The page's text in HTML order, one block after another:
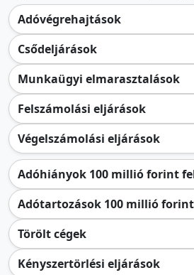
Adóvégrehajtások
Csődeljárások
Munkaügyi elmarasztalások
Felszámolási eljárások
Végelszámolási eljárások
Adóhiányok 100 millió forint
Adótartozások 100 millió
Törölt cégek
Kényszertörlési eljárások